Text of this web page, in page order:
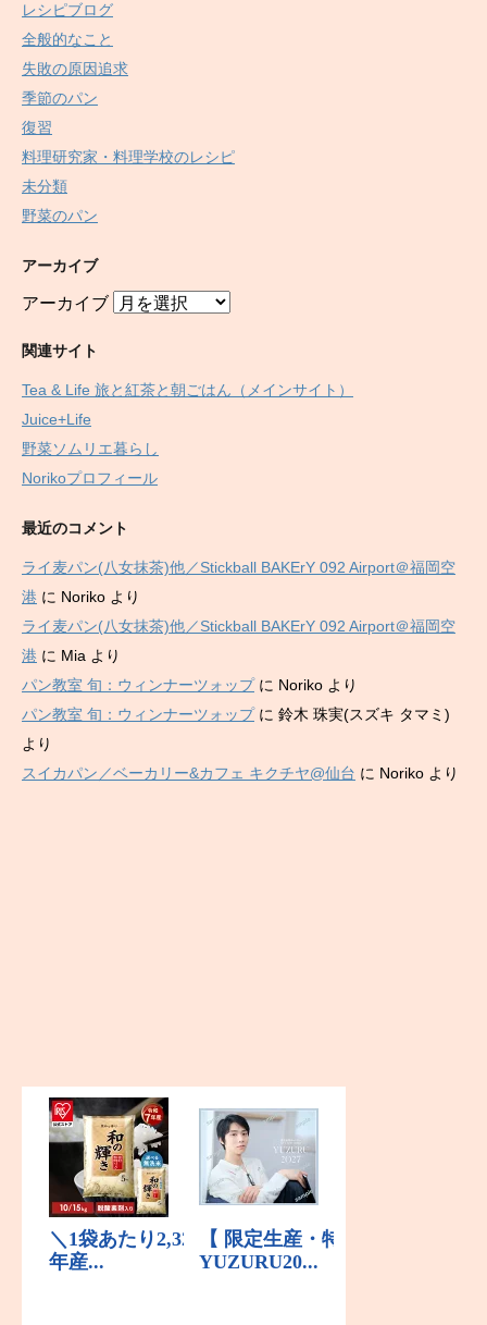
レシピブログ
全般的なこと
失敗の原因追求
季節のパン
復習
料理研究家・料理学校のレシピ
未分類
野菜のパン
アーカイブ
アーカイブ
関連サイト
Tea & Life 旅と紅茶と朝ごはん（メインサイト）
Juice+Life
野菜ソムリエ暮らし
Norikoプロフィール
最近のコメント
ライ麦パン(八女抹茶)他／Stickball BAKErY 092 Airport＠福岡空
港 に Noriko より
ライ麦パン(八女抹茶)他／Stickball BAKErY 092 Airport＠福岡空
港 に Mia より
パン教室 旬：ウィンナーツォップに Noriko より
パン教室 旬：ウィンナーツォップに 鈴木 珠実(スズキ タマミ)
より
スイカパン／ベーカリー&カフェ キクチヤ@仙台 に Noriko より